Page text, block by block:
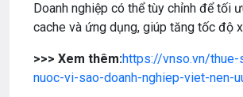
Doanh nghiệp có thể tùy chỉnh để tối
cache và ứng dụng, giúp tăng tốc độ
>>> Xem thêm:https://vnso.vn/
nuoc-vi-sao-doanh-nghiep-viet-nen-